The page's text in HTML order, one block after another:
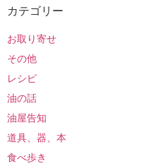
カテゴリー
お取り寄せ
その他
レシピ
油の話
油屋告知
道具、器、本
食べ歩き